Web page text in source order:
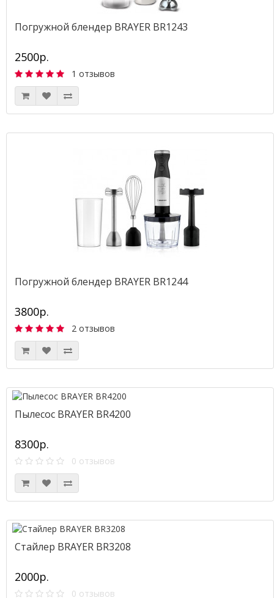
Погружной блендер BRAYER BR1243
2500р.
1 отзывов
Погружной блендер BRAYER BR1244
3800р.
2 отзывов
Пылесос BRAYER BR4200
8300р.
0 отзывов
Стайлер BRAYER BR3208
2000р.
0 отзывов